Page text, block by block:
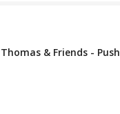
& Friends -